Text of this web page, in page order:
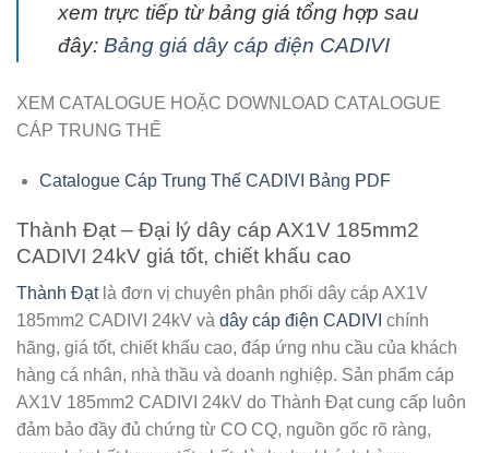
xem trực tiếp từ bảng giá tổng hợp sau
đây: Bảng giá dây cáp điện CADIVI
XEM CATALOGUE HOẶC DOWNLOAD CATALOGUE
CÁP TRUNG THẾ
Catalogue Cáp Trung Thế CADIVI Bảng PDF
Thành Đạt – Đại lý dây cáp AX1V 185mm2
CADIVI 24kV giá tốt, chiết khấu cao
Thành Đạtlà đơn vị chuyên phân phối dây cáp AX1V
185mm2 CADIVI 24kV và dây cáp điện CADIVI chính
hãng, giá tốt, chiết khấu cao, đáp ứng nhu cầu của khách
hàng cá nhân, nhà thầu và doanh nghiệp. Sản phẩm cáp
AX1V 185mm2 CADIVI 24kV do Thành Đạt cung cấp luôn
đảm bảo đầy đủ chứng từ CO CQ, nguồn gốc rõ ràng,